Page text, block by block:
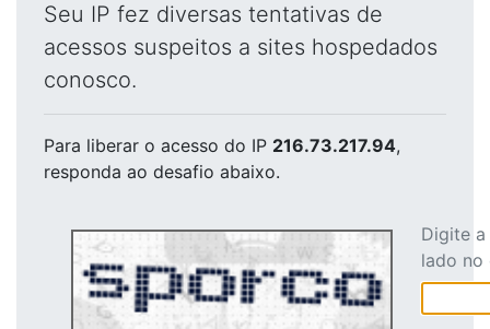
Seu IP fez diversas tentativas de
acessos suspeitos a sites hospedados
conosco.
Para liberar o acesso do IP 216.73.217.94,
responda ao desafio abaixo.
Digite
lado no